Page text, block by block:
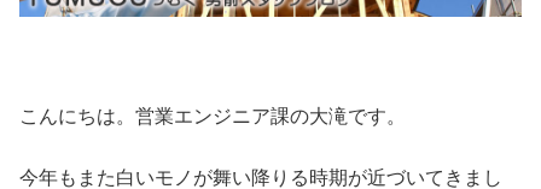
こんにちは。営業エンジニア課の大滝です。
今年もまた白いモノが舞い降りる時期が近づいてきまし